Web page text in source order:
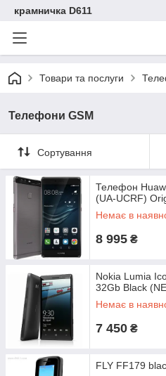
крамничка D611
Товари та послуги
Телефони GSM
Сортування
Телефон
(UA-UCRF)
Немає в
8 995 ₴
Nokia Lumia
32Gb Black
Немає в
7 450 ₴
FLY FF179